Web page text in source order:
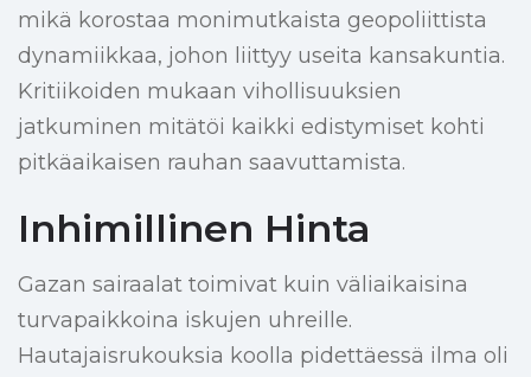
mikä korostaa monimutkaista geopoliittista
dynamiikkaa, johon liittyy useita kansakuntia.
Kritiikoiden mukaan vihollisuuksien
jatkuminen mitätöi kaikki edistymiset kohti
pitkäaikaisen rauhan saavuttamista.
Inhimillinen Hinta
Gazan sairaalat toimivat kuin väliaikaisina
turvapaikkoina iskujen uhreille.
Hautajaisrukouksia koolla pidettäessä ilma oli